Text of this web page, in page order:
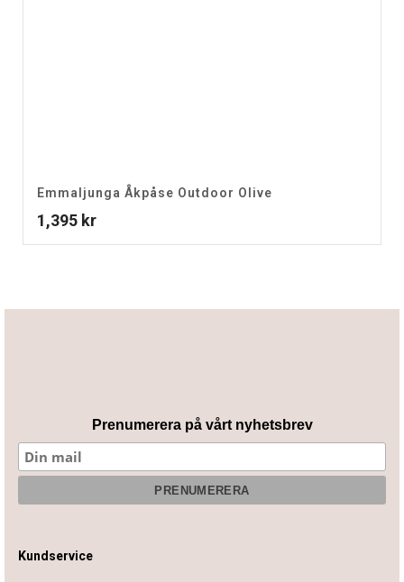
Emmaljunga Åkpåse Outdoor Olive
1,395 kr
Prenumerera på vårt nyhetsbrev
Kundservice